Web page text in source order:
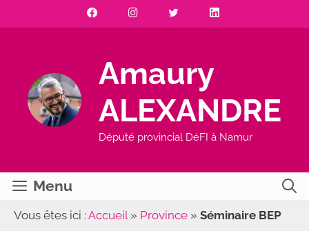
au
Amaury
ALEXANDRE
Député provincial DéFI à Namur
Menu
Vous êtes ici : Accueil» Province » Séminaire BEP